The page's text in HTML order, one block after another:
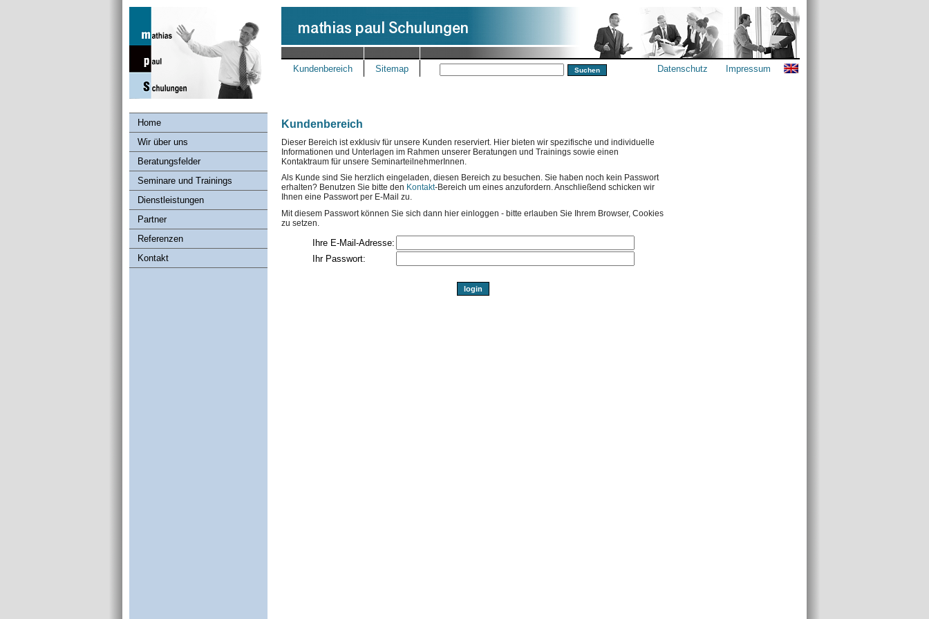
Kundenbereich Sitemap Datenschutz Impressum
Home
Wir über uns
Beratungsfelder
Seminare und Trainings
Dienstleistungen
Partner
Referenzen
Kontakt
Kundenbereich
Dieser Bereich ist exklusiv für unsere Kunden reserviert. Hier bieten wir spezifische und individuelle
Informationen und Unterlagen im Rahmen unserer Beratungen und Trainings sowie einen
Kontaktraum für unsere SeminarteilnehmerInnen.
Als Kunde sind Sie herzlich eingeladen, diesen Bereich zu besuchen. Sie haben noch kein Passwort
erhalten? Benutzen Sie bitte den Kontakt-Bereich um eines anzufordern. Anschließend schicken wir
Ihnen eine Passwort per E-Mail zu.
Mit diesem Passwort können Sie sich dann hier einloggen - bitte erlauben Sie Ihrem Browser, Cookies
zu setzen.
Ihre E-Mail-Adresse:
Ihr Passwort: